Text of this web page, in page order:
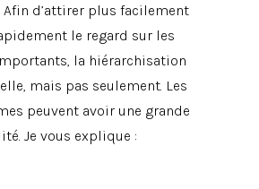
Afin d’attirer plus facilement
le regard sur les
la hiérarchisation
mais pas seulement. Les
peuvent avoir une grande
Je vous explique :